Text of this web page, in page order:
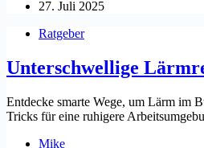
27. Juli 2025
Ratgeber
Unterschwellige
Entdecke smarte Wege, um Lärm im
Tricks für eine ruhigere
Mike